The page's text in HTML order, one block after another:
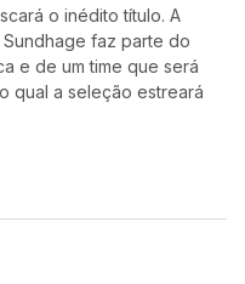
o inédito título. A
faz parte do
e de um time que será
qual a seleção estreará